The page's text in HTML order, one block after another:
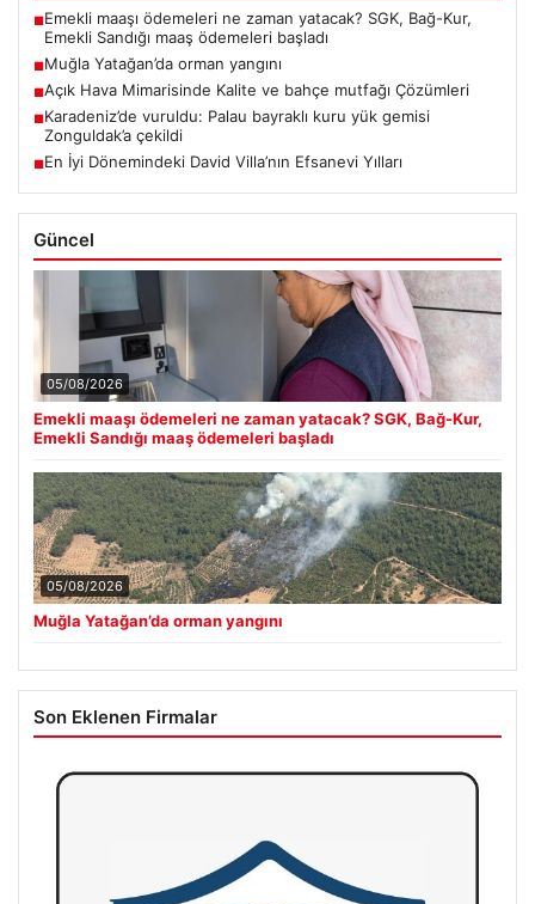
■Emekli maaşı ödemeleri ne zaman yatacak? SGK, Bağ-Kur,
Emekli Sandığı maaş ödemeleri başladı
■Muğla Yatağan’da orman yangını
■Açık Hava Mimarisinde Kalite ve bahçe mutfağı Çözümleri
■Karadeniz’de vuruldu: Palau bayraklı kuru yük gemisi
Zonguldak’a çekildi
■En İyi Dönemindeki David Villa’nın Efsanevi Yılları
Güncel
05/08/2026
Emekli maaşı ödemeleri ne zaman yatacak? SGK, Bağ-Kur,
Emekli Sandığı maaş ödemeleri başladı
05/08/2026
Muğla Yatağan’da orman yangını
Son Eklenen Firmalar